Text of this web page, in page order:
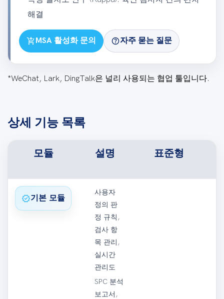
해결
add_shopping_cartMSA 활성화 문의 help자주 묻는 질문
*WeChat, Lark, DingTalk은 널리 사용되는 협업 툴입니다.
상세 기능 목록
모듈 설명 표준형
verified기본 모듈
사용자
정의 판
정 규칙,
검사 항
목 관리,
실시간
관리도
SPC 분석
보고서,